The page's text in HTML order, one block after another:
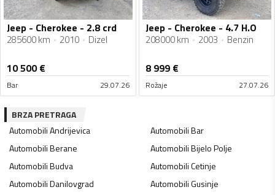
Jeep - Cherokee - 2.8 crd
285600 km 2010 Dizel
10 500€
Bar 29.07.26
Jeep - Cherokee - 4.7 H.O
208000 km 2003 Benzin
8 999 €
Rožaje 27.07.26
BRZA PRETRAGA
AutomobiliAndrijevica AutomobiliBar
AutomobiliBerane AutomobiliBijelo Polje
AutomobiliBudva AutomobiliCetinje
AutomobiliDanilovgrad AutomobiliGusinje